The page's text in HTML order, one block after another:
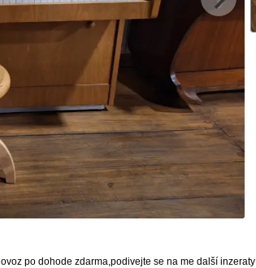
po dohode zdarma,podivejte se na me další inzeraty